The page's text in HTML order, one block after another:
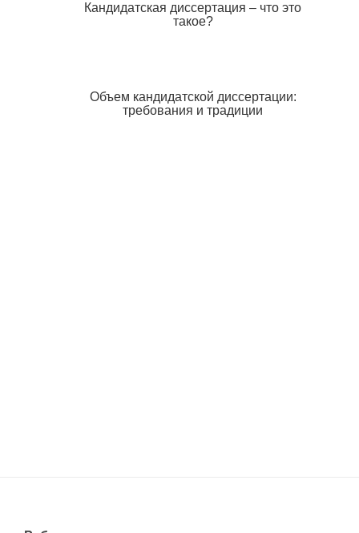
Кандидатская диссертация – что это
такое?
Объем кандидатской диссертации:
требования и традиции